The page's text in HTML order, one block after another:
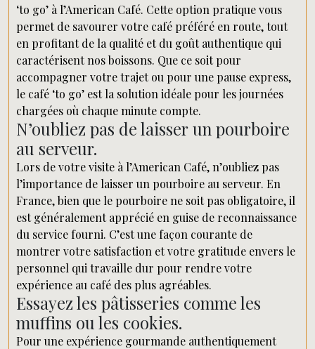
‘to go’ à l’American Café. Cette option pratique vous
permet de savourer votre café préféré en route, tout
en profitant de la qualité et du goût authentique qui
caractérisent nos boissons. Que ce soit pour
accompagner votre trajet ou pour une pause express,
le café ‘to go’ est la solution idéale pour les journées
chargées où chaque minute compte.
N’oubliez pas de laisser un pourboire
au serveur.
Lors de votre visite à l’American Café, n’oubliez pas
l’importance de laisser un pourboire au serveur. En
France, bien que le pourboire ne soit pas obligatoire, il
est généralement apprécié en guise de reconnaissance
du service fourni. C’est une façon courante de
montrer votre satisfaction et votre gratitude envers le
personnel qui travaille dur pour rendre votre
expérience au café des plus agréables.
Essayez les pâtisseries comme les
muffins ou les cookies.
Pour une expérience gourmande authentiquement